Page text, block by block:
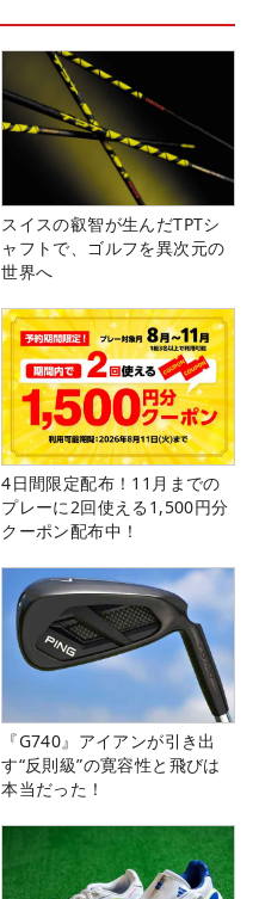
スイスの叡智が生んだTPTシ
ャフトで、ゴルフを異次元の
世界へ
4日間限定配布！11月までの
プレーに2回使える1,500円分
クーポン配布中！
『G740』アイアンが引き出
す“反則級”の寛容性と飛びは
本当だった！